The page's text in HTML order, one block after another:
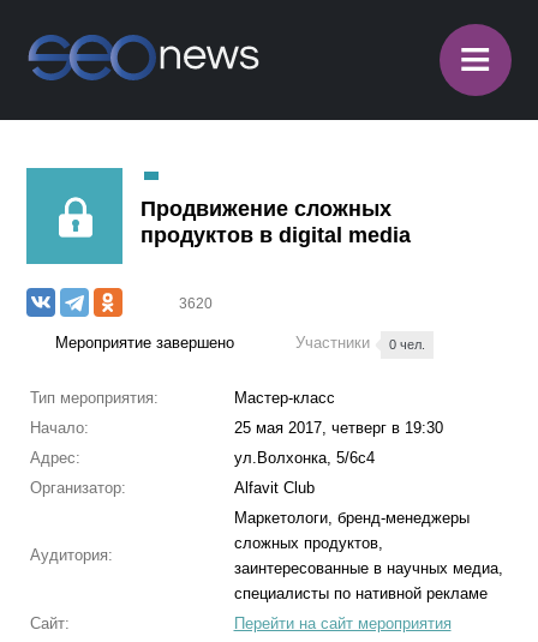
≡
Продвижение сложных
продуктов в digital media
3620
Мероприятие завершено Участники 0 чел.
Тип мероприятия:
Мастер-класс
Начало:
25 мая 2017, четверг в 19:30
Адрес:
ул.Волхонка, 5/6с4
Организатор:
Alfavit Club
Аудитория:
Маркетологи, бренд-менеджеры
сложных продуктов,
заинтересованные в научных медиа,
специалисты по нативной рекламе
Сайт:
Перейти на сайт мероприятия